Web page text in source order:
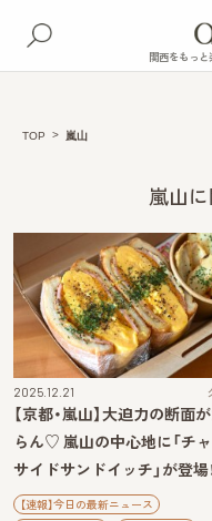
関西をもっ
TOP 嵐山
嵐山
2025.12.21
【京都・嵐山】大迫力の断面
らん♡ 嵐山の中心地に「チ
サイドサンドイッチ」が登場
【速報】今日の最新ニュース